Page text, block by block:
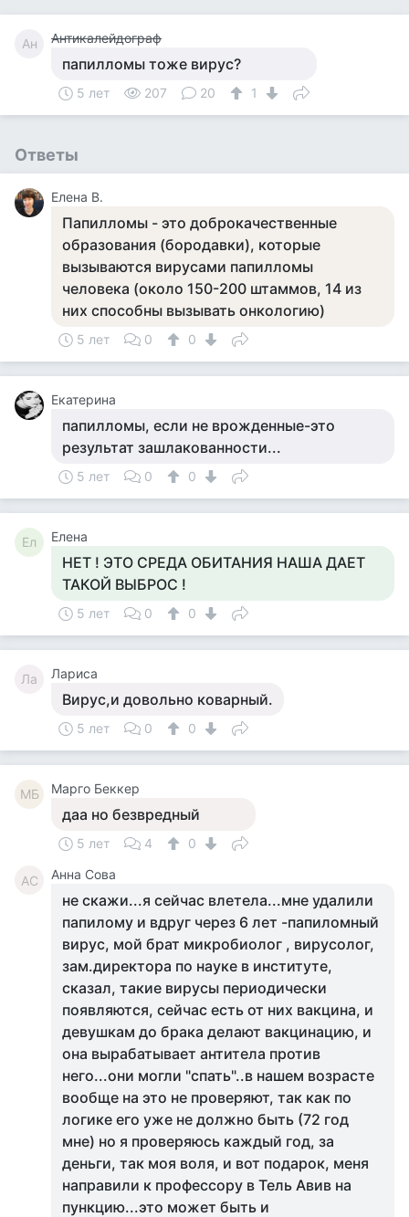
Ан Антикалейдограф
папилломы тоже вирус?
5 лет 207 20 1
Ответы
Елена В.
Папилломы - это доброкачественные
образования (бородавки), которые
вызываются вирусами папилломы
человека (около 150-200 штаммов, 14 из
них способны вызывать онкологию)
5 лет 0 0
Екатерина
папилломы, если не врожденные-это
результат зашлакованности...
5 лет 0 0
Ел Елена
НЕТ ! ЭТО СРЕДА ОБИТАНИЯ НАША ДАЕТ
ТАКОЙ ВЫБРОС !
5 лет 0 0
Ла Лариса
Вирус,и довольно коварный.
5 лет 0 0
MБ Mарго Беккер
даа но безвредный
5 лет 4 0
АС Анна Сова
не скажи...я сейчас влетела...мне удалили
папилому и вдруг через 6 лет -папиломный
вирус, мой брат микробиолог , вирусолог,
зам.директора по науке в институте,
сказал, такие вирусы периодически
появляются, сейчас есть от них вакцина, и
девушкам до брака делают вакцинацию, и
она вырабатывает антитела против
него...они могли "спать"..в нашем возрасте
вообще на это не проверяют, так как по
логике его уже не должно быть (72 год
мне) но я проверяюсь каждый год, за
деньги, так моя воля, и вот подарок, меня
направили к профессору в Тель Авив на
пункцию...это может быть и